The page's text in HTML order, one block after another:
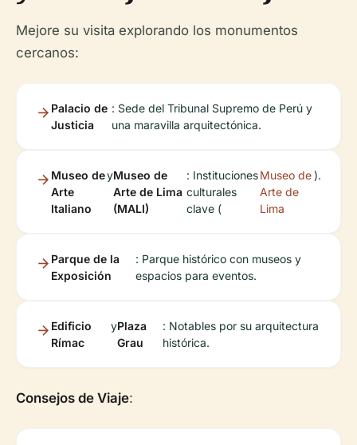
Mejore su visita explorando los monumentos
cercanos:
Palacio de
Justicia
: Sede del Tribunal Supremo de Perú y
una maravilla arquitectónica.
Museo de
Arte
Italiano
yMuseo de
Arte de Lima
(MALI)
: Instituciones
culturales
clave (
Museo de
Arte de
Lima
).
Parque de la
Exposición
: Parque histórico con museos y
espacios para eventos.
Edificio
Rímac
yPlaza
Grau
: Notables por su arquitectura
histórica.
Consejos de Viaje: